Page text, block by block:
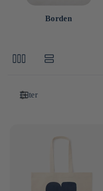
Borden
Filter